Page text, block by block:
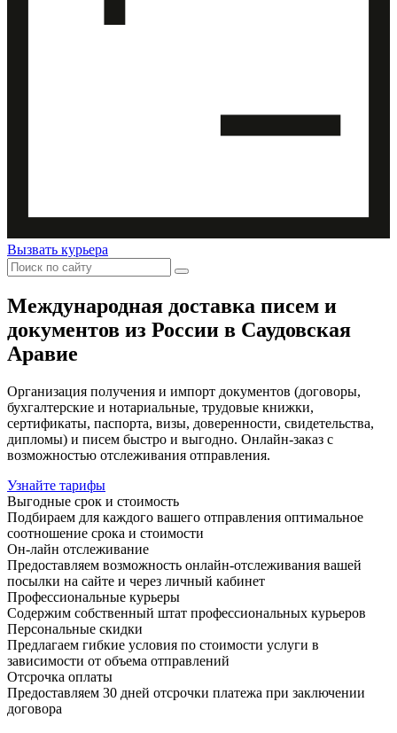
Вызвать курьера
Международная доставка писем и
документов из России в Саудовская
Аравие
Организация получения и импорт документов (договоры,
бухгалтерские и нотариальные, трудовые книжки,
сертификаты, паспорта, визы, доверенности, свидетельства,
дипломы) и писем быстро и выгодно. Онлайн-заказ с
возможностью отслеживания отправления.
Узнайте тарифы
Выгодные срок и стоимость
Подбираем для каждого вашего отправления оптимальное
соотношение срока и стоимости
Он-лайн отслеживание
Предоставляем возможность онлайн-отслеживания вашей
посылки на сайте и через личный кабинет
Профессиональные курьеры
Содержим собственный штат профессиональных курьеров
Персональные скидки
Предлагаем гибкие условия по стоимости услуги в
зависимости от объема отправлений
Отсрочка оплаты
Предоставляем 30 дней отсрочки платежа при заключении
договора